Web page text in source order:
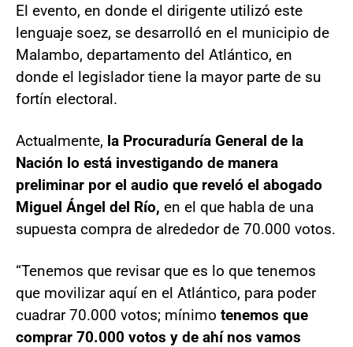
El evento, en donde el dirigente utilizó este
lenguaje soez, se desarrolló en el municipio de
Malambo, departamento del Atlántico, en
donde el legislador tiene la mayor parte de su
fortín electoral.
Actualmente, la Procuraduría General de la
Nación lo está investigando de manera
preliminar por el audio que reveló el abogado
Miguel Ángel del Río, en el que habla de una
supuesta compra de alrededor de 70.000 votos.
“Tenemos que revisar que es lo que tenemos
que movilizar aquí en el Atlántico, para poder
cuadrar 70.000 votos; mínimo tenemos que
comprar 70.000 votos y de ahí nos vamos